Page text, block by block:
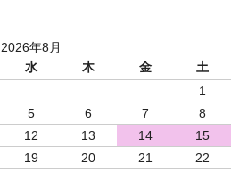
2026年8月
水 木 金
土
1
5 6 7
8
12 13 14
15
19 20 21
22